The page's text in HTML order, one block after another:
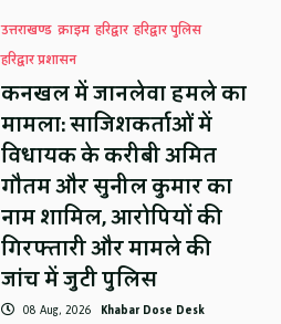
उत्तराखण्ड क्राइम हरिद्वार हरिद्वार पुलिस
हरिद्वार प्रशासन
कनखल में जानलेवा हमले का
मामला: साजिशकर्ताओं में
विधायक के करीबी अमित
गौतम और सुनील कुमार का
नाम शामिल, आरोपियों की
गिरफ्तारी और मामले की
जांच में जुटी पुलिस
08 Aug, 2026 Khabar Dose Desk